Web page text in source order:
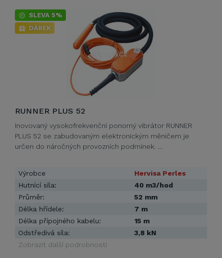
SLEVA 5%
DÁREK
RUNNER PLUS 52
Inovovaný vysokofrekvenční ponorný vibrátor RUNNER
PLUS 52 se zabudovaným elektronickým měničem je
určen do náročných provozních podmínek. …
Výrobce
Hervisa Perles
Hutnící síla:
40 m3/hod
Průměr:
52 mm
Délka hřídele:
7 m
Délka přípojného kabelu:
15 m
Odstředivá síla:
3,8 kN
Zobrazit další podrobnosti